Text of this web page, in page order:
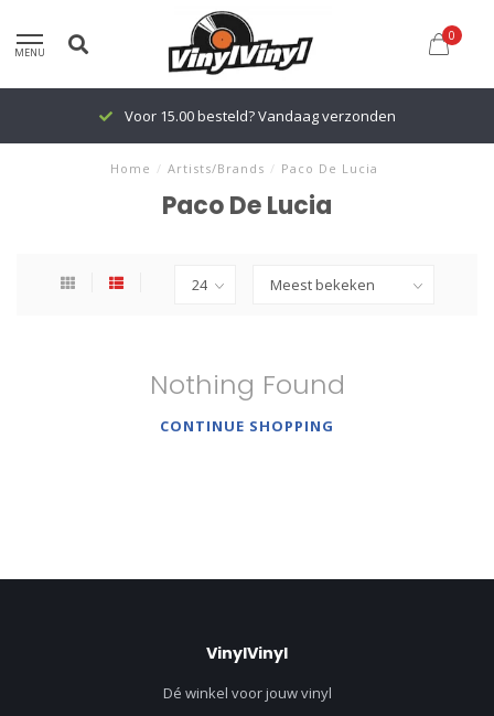
MENU
0
Voor 15.00 besteld? Vandaag verzonden
Home / Artists/Brands / Paco De Lucia
Paco De Lucia
Nothing Found
CONTINUE SHOPPING
VinylVinyl
Dé winkel voor jouw vinyl